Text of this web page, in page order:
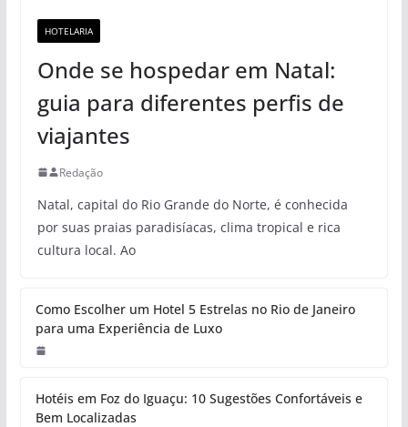
HOTELARIA
Onde se hospedar em Natal:
guia para diferentes perfis de
viajantes
Redação
Natal, capital do Rio Grande do Norte, é conhecida
por suas praias paradisíacas, clima tropical e rica
cultura local. Ao
Como Escolher um Hotel 5 Estrelas no Rio de Janeiro
para uma Experiência de Luxo
Hotéis em Foz do Iguaçu: 10 Sugestões Confortáveis e
Bem Localizadas